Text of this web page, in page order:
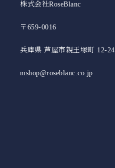
株式会社RoseBlanc
〒659-0016
兵庫県 芦屋市親王塚町 12-24
mshop@roseblanc.co.jp